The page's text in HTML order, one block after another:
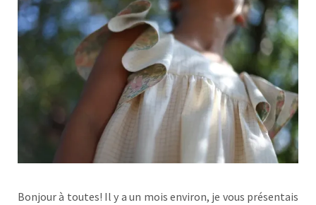
Bonjour à toutes! Il y a un mois environ, je vous présentais